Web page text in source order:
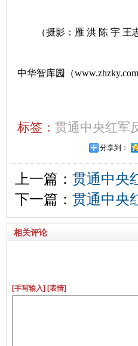
（摄影：雁 洪 陈 宇 王
中华智库园（
标签： 贯通中央红军
分享到：
上一篇： 贯通中央
下一篇： 贯通中央
相关评论
[手写输入] [表情]